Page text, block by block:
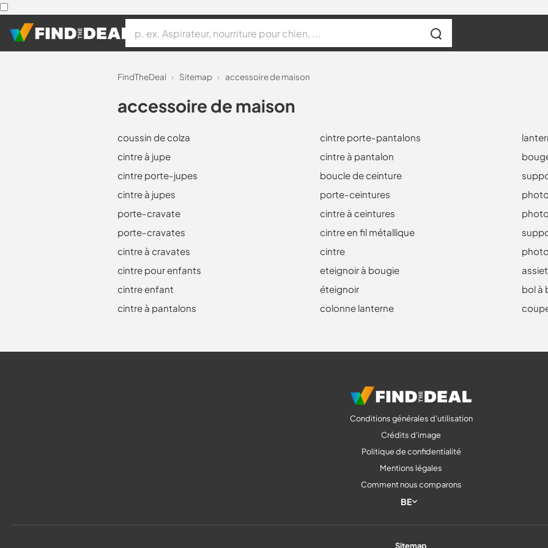
FindTheDeal › Sitemap › accessoire de maison
accessoire de maison
coussin de colza
cintre à jupe
cintre porte-jupes
cintre à jupes
porte-cravate
porte-cravates
cintre à cravates
cintre pour enfants
cintre enfant
cintre à pantalons
cintre porte-pantalons
cintre à pantalon
boucle de ceinture
porte-ceintures
cintre à ceintures
cintre en fil métallique
cintre
eteignoir à bougie
éteignoir
colonne lanterne
bol à
Conditions générales d'utilisation
Crédits d'image
Politique de confidentialité
Mentions légales
Comment nous comparons
BE
Sitemap